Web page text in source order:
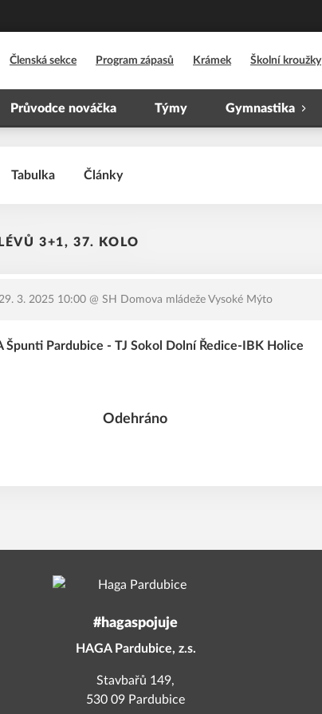
Členská sekce Program zápasů Krámek Školní kroužky
Průvodce nováčka Týmy Gymnastika
Tabulka Články
3+1, 37. KOLO
3. 2025 10:00@ SH Domova mládeže Vysoké Mýto
Špunti Pardubice - TJ Sokol Dolní Ředice-IBK Holice
Odehráno
#hagaspojuje
HAGA Pardubice, z.s.
Stavbařů 149,
530 09 Pardubice